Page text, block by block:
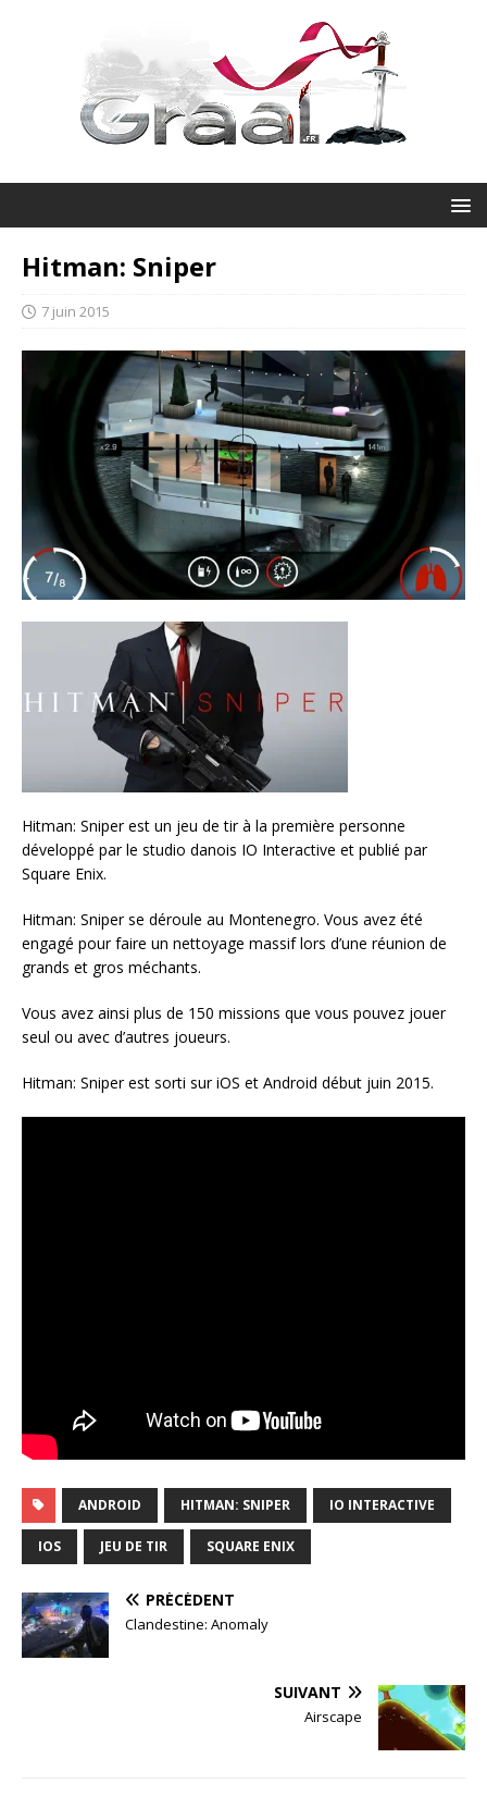
Hitman: Sniper
7 juin 2015
Hitman: Sniper est un jeu de tir à la première personne
développé par le studio danois IO Interactive et publié par
Square Enix.
Hitman: Sniper se déroule au Montenegro. Vous avez été
engagé pour faire un nettoyage massif lors d’une réunion de
grands et gros méchants.
Vous avez ainsi plus de 150 missions que vous pouvez jouer
seul ou avec d’autres joueurs.
Hitman: Sniper est sorti sur iOS et Android début juin 2015.
ANDROID HITMAN: SNIPER IO INTERACTIVE
IOS JEU DE TIR SQUARE ENIX
PRÉCÉDENT
Clandestine: Anomaly
SUIVANT
Airscape